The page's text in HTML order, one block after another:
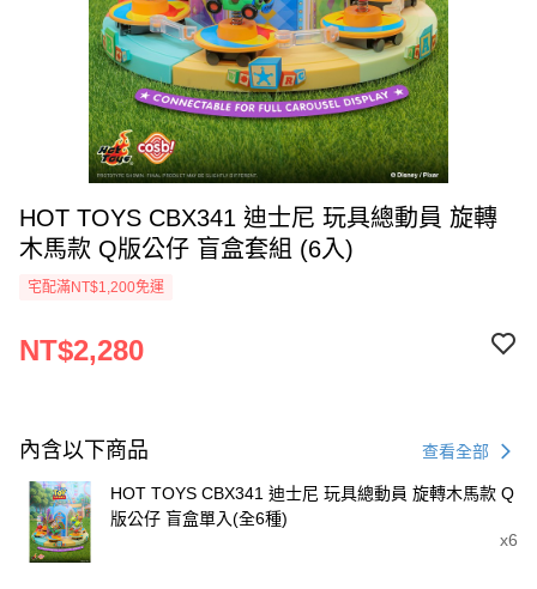
HOT TOYS CBX341 迪士尼 玩具總動員 旋轉
木馬款 Q版公仔 盲盒套組 (6入)
宅配滿NT$1,200免運
NT$2,280
內含以下商品 查看全部
HOT TOYS CBX341 迪士尼 玩具總動員 旋轉木馬款 Q
版公仔 盲盒單入(全6種)
x6